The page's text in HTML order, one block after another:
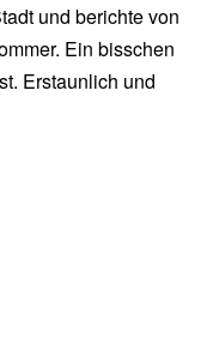
und berichte von
Ein bisschen
Erstaunlich und